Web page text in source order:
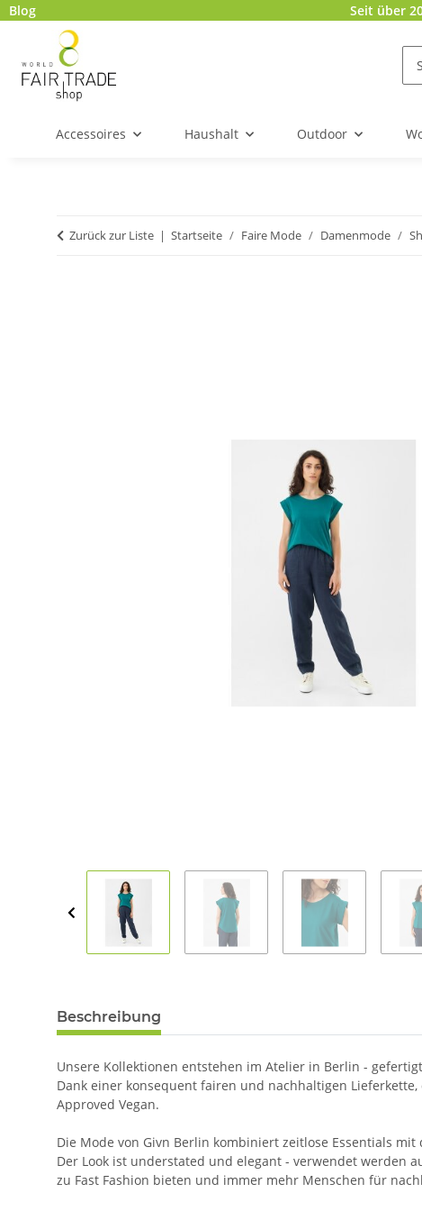
Blog Seit über
Accessoires Haushalt Outdoor
Zurück zur Liste Startseite Faire Mode Damenmode
Beschreibung
Unsere Kollektionen entstehen im Atelier in Berlin -
Dank einer konsequent fairen und nachhaltigen
Approved Vegan.
Die Mode von Givn Berlin kombiniert zeitlose Essentials
Der Look ist understated und elegant - verwendet werden
zu Fast Fashion bieten und immer mehr Menschen für